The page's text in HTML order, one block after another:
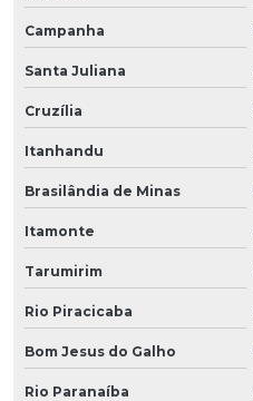
Campanha
Santa Juliana
Cruzília
Itanhandu
Brasilândia de Minas
Itamonte
Tarumirim
Rio Piracicaba
Bom Jesus do Galho
Rio Paranaíba